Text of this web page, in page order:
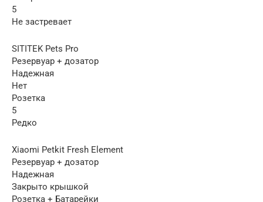
5
Не застревает
SITITEK Pets Pro
Резервуар + дозатор
Надежная
Нет
Розетка
5
Редко
Xiaomi Petkit Fresh Element
Резервуар + дозатор
Надежная
Закрыто крышкой
Розетка + Батарейки